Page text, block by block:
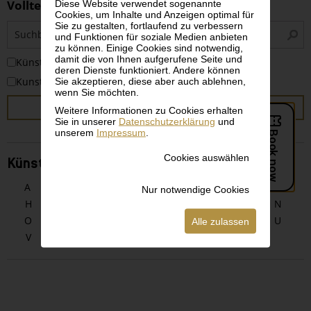
Diese Website verwendet sogenannte
Cookies, um Inhalte und Anzeigen optimal für
Sie zu gestalten, fortlaufend zu verbessern
und Funktionen für soziale Medien anbieten
zu können. Einige Cookies sind notwendig,
damit die von Ihnen aufgerufene Seite und
deren Dienste funktioniert. Andere können
Sie akzeptieren, diese aber auch ablehnen,
wenn Sie möchten.
Weitere Informationen zu Cookies erhalten
Sie in unserer Datenschutzerklärung und
unserem Impressum
Cookies auswählen
Nur notwendige Cookies
Alle zulassen
Volltextsuche
KünstlerInnen
Kunstwerke
SUCHEN
KünstlerInnen alphabetisch
A D E F
G
H
N
O
S T
U
V
Z